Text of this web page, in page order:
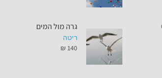
גרה מול המים
ריטה
₪ 140